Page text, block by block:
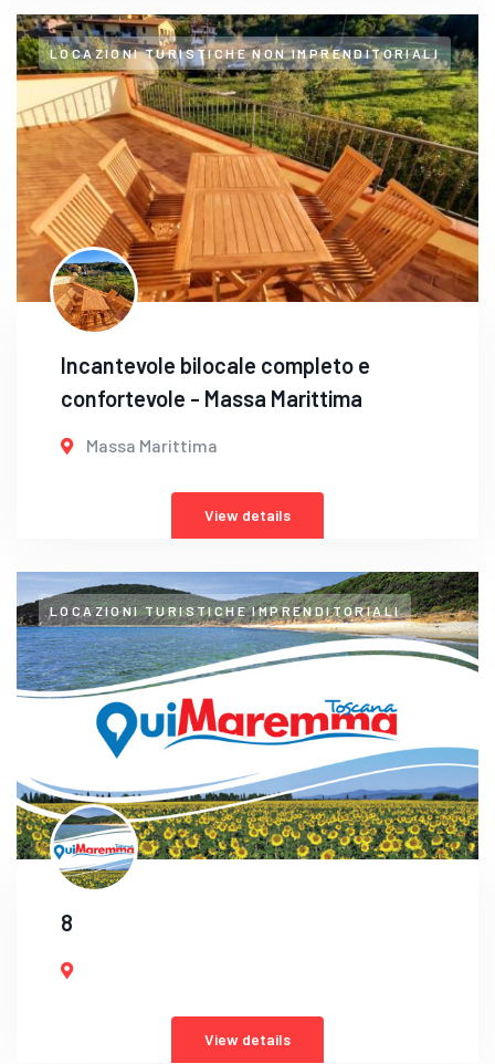
LOCAZIONI TURISTICHE NON IMPRENDITORIALI
Incantevole bilocale completo e
confortevole - Massa Marittima
Massa Marittima
View details
LOCAZIONI TURISTICHE IMPRENDITORIALI
8
View details